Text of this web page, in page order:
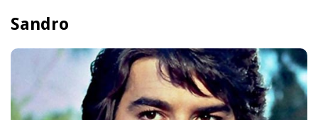
Sandro